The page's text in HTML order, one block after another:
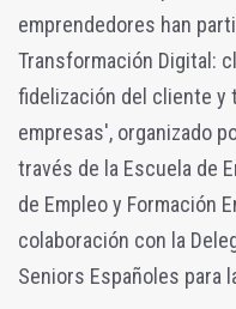
emprendedores han
Transformación Digital:
fidelización del cliente y
empresas', organizado
través de la Escuela de
de Empleo y Formación
colaboración con la
Seniors Españoles para